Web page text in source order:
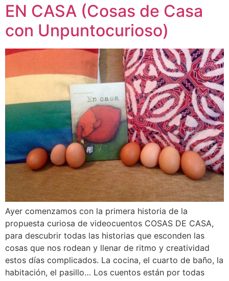
EN CASA (Cosas de Casa
con Unpuntocurioso)
Ayer comenzamos con la primera historia de la
propuesta curiosa de videocuentos COSAS DE CASA,
para descubrir todas las historias que esconden las
cosas que nos rodean y llenar de ritmo y creatividad
estos días complicados. La cocina, el cuarto de baño, la
habitación, el pasillo… Los cuentos están por todas